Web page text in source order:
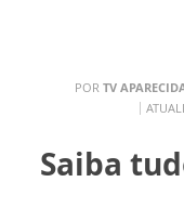
POR TV
Saiba